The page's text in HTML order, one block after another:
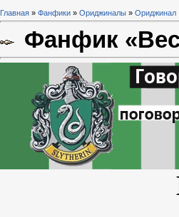
Главная » Фанфики » Ориджиналы » Ориджинал
Фанфик